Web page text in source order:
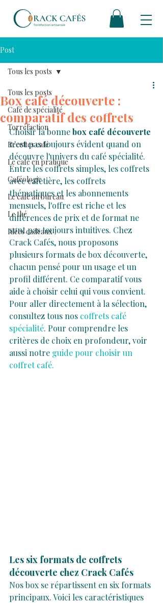
Post
Tous les posts
Café de spécialité
Torréfaction
Recettes café
Le café en pratique
Caféologie
Le café au bureau
Le thé
Idées cadeaux
Tous les posts
Box café découverte :
comparatif des coffrets
Choisir la bonne box café découverte
n'est pas toujours évident quand on
découvre l'univers du café spécialité.
Entre les coffrets simples, les coffrets
avec cafetière, les coffrets
thématiques et les abonnements
mensuels, l'offre est riche et les
différences de prix et de format ne
sont pas toujours intuitives. Chez
Crack Cafés, nous proposons
plusieurs formats de box découverte,
chacun pensé pour un usage et un
profil différent. Ce comparatif vous
aide à choisir celui qui vous convient.
Pour aller directement à la sélection,
consultez tous nos coffrets café
spécialité. Pour comprendre les
critères de choix en profondeur, voir
aussi notre guide pour choisir un
coffret café.
Les six formats de coffrets
découverte chez Crack Cafés
Nos box se répartissent en six formats
principaux. Voici les caractéristiques